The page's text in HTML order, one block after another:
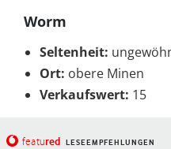
Worm
Seltenheit:
Ort: obere Minen
Verkaufswert: 15
featured LESEEMPFEHLUNGEN